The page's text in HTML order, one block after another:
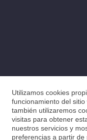
Utilizamos cookies
funcionamiento del
también utilizaremos
visitas para obtener
nuestros servicios y
preferencias a partir